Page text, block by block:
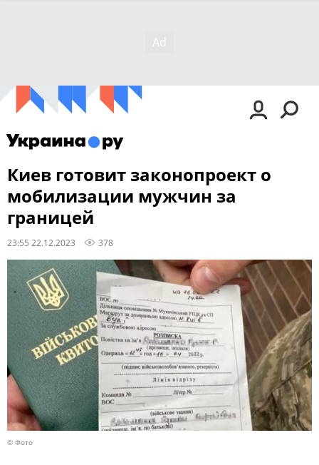
Киев готовит законопроект о
мобилизации мужчин за
границей
23:55 22.12.2023 378
© Фото